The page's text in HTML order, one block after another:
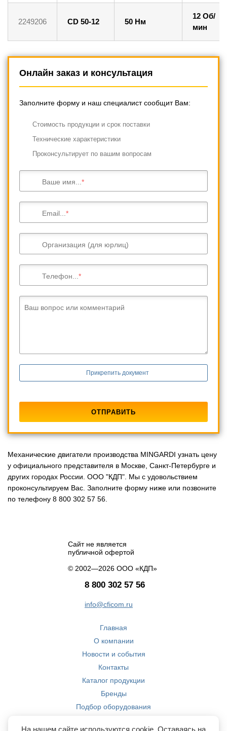
2249206 CD 50-12 50 Нм
12 Об/
мин
Онлайн заказ и консультация
Заполните форму и наш специалист сообщит Вам:
Cтоимость продукции и срок поставки
Технические характеристики
Проконсультирует по вашим вопросам
Ваше имя...
Email...
Организация (для юрлиц)
Телефон...
Ваш вопрос или комментарий
Прикрепить документ
Механические двигатели производства MINGARDI узнать цену
у официального представителя в Москве, Санкт-Петербурге и
других городах России. ООО "КДП". Мы с удовольствием
проконсультируем Вас. Заполните форму ниже или позвоните
по телефону 8 800 302 57 56.
Сайт не является
публичной офертой
© 2002—2026 ООО «КДП»
8 800 302 57 56
info@cficom.ru
Главная
О компании
Новости и события
Контакты
Каталог продукции
Бренды
Подбор оборудования
На нашем сайте используются cookie. Оставаясь на